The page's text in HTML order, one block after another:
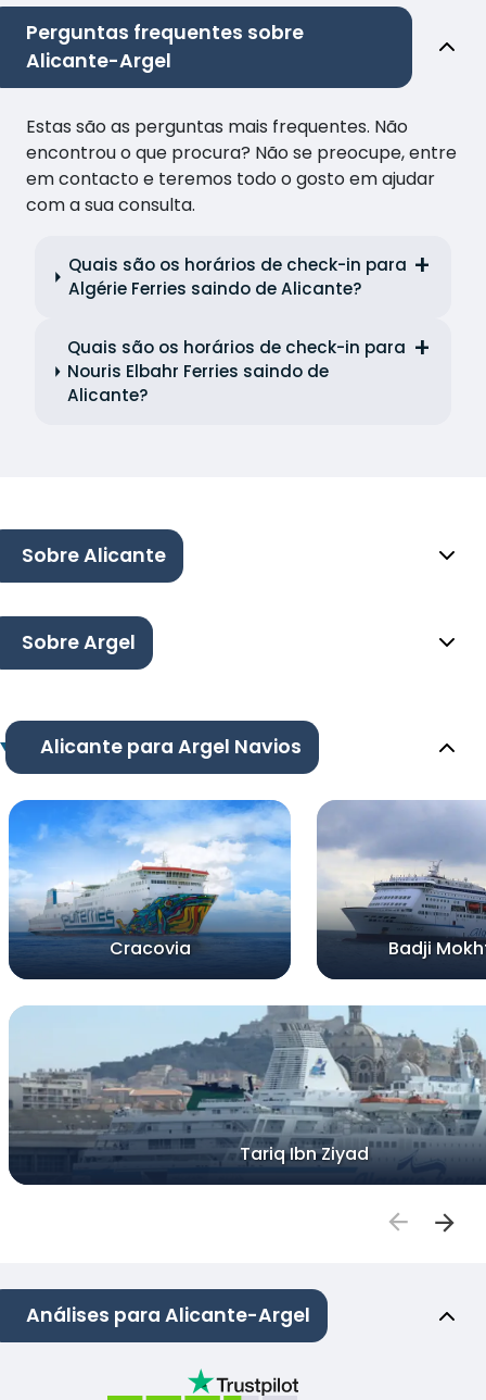
Perguntas frequentes sobre
Alicante-Argel
Estas são as perguntas mais frequentes. Não
encontrou o que procura? Não se preocupe, entre
em contacto e teremos todo o gosto em ajudar
com a sua consulta.
Quais são os horários de check-in para
Algérie Ferries saindo de Alicante?
Quais são os horários de check-in para
Nouris Elbahr Ferries saindo de
Alicante?
Sobre Alicante
Sobre Argel
Alicante para Argel Navios
Cracovia Badji
Tariq Ibn Ziyad
Análises para Alicante-Argel